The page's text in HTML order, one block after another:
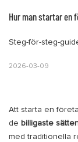
Hur man startar en
Steg-för-steg-
2026-03-09
Att starta en
de billigaste
med traditionella